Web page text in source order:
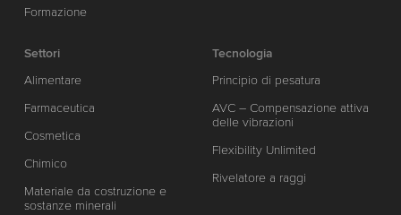
Formazione
Settori
Alimentare
Farmaceutica
Cosmetica
Chimico
Materiale da costruzione e
sostanze minerali
Tecnologia
Principio di pesatura
AVC – Compensazione attiva
delle vibrazioni
Flexibility Unlimited
Rivelatore a raggi